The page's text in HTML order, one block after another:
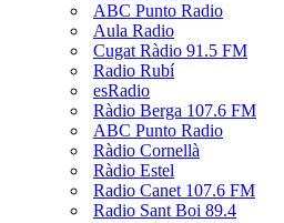
ABC Punto Radio
Aula Radio
Cugat Ràdio 91.5 FM
Radio Rubí
esRadio
Ràdio Berga 107.6 FM
ABC Punto Radio
Ràdio Cornellà
Ràdio Estel
Radio Canet 107.6 FM
Radio Sant Boi 89.4